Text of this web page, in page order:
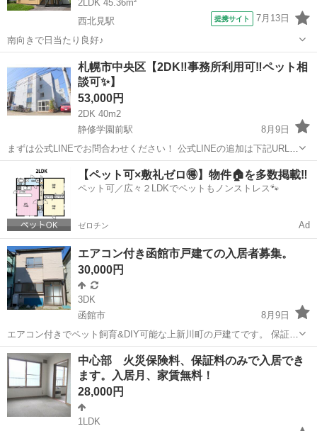
2LDK 45.36m²
西北見駅
提携サイト 7月13日
南向きで日当たり良好♪
北見市 西北見駅 アパート
札幌市中央区【2DK‼️事務所利用可‼️ペット相
談可✨】
53,000円
2DK 40m2
静修学園前駅
8月9日
まずは公式LINEでお問合わせください！ 公式LINEの追加は下記URLか
ら👇 https://lin.ee/wAoo6nnt ※投稿IDを教えてください🙋‍♂️ 【交通】 札
幌市電「静修学園前」徒...
北海道 静修学園前駅 マンション 物件
【ペット可×敷礼ゼロ🉐】物件🏠を多数掲載‼️
ペット可／広々２LDKでペットもノンストレス🐾
ゼロチン Ad
エアコン付き函館市戸建ての入居者募集。
30,000円
3DK
函館市
8月9日
エアコン付きでペット飼育&DIY可能な上新川町の戸建てです。 保証会
社は基本的に日本セーフティですが、日本セーフティより入りやすい
保証会社も取り扱っています。 電停やアークスなどが近くで便利な所
にあるので、戸建てに住みた...
北海道 函館市 一戸建て
中心部 火災保険料、保証料のみで入居でき
ます。入居月、家賃無料！
28,000円
1LDK